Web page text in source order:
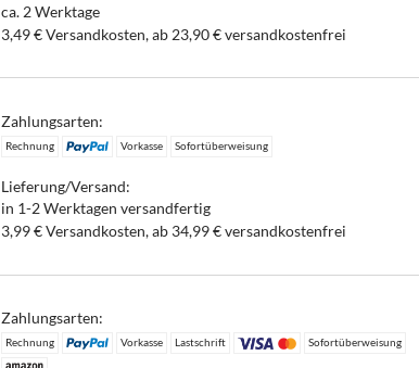
ca. 2 Werktage
3,49 € Versandkosten, ab 23,90 € versandkostenfrei
Zahlungsarten:
Rechnung Vorkasse Sofortüberweisung
Lieferung/Versand:
in 1-2 Werktagen versandfertig
3,99 € Versandkosten, ab 34,99 € versandkostenfrei
Zahlungsarten:
Rechnung Vorkasse Lastschrift Sofortüberweisung